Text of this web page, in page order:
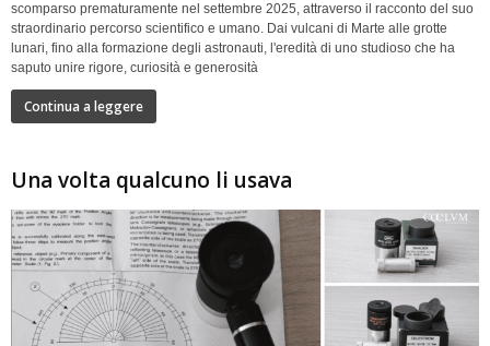
scomparso prematuramente nel settembre 2025, attraverso il racconto del suo
straordinario percorso scientifico e umano. Dai vulcani di Marte alle grotte
lunari, fino alla formazione degli astronauti, l'eredità di uno studioso che ha
saputo unire rigore, curiosità e generosità
Continua a leggere
Una volta qualcuno li usava